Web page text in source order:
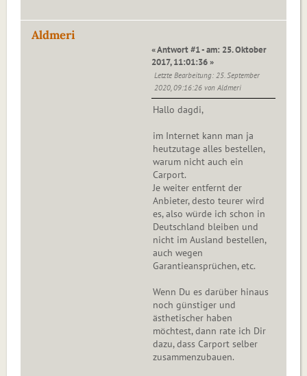
Aldmeri
« Antwort #1 - am: 25. Oktober
2017, 11:01:36 »
Letzte Bearbeitung: 25. September
2020, 09:16:26 von Aldmeri
Hallo dagdi,
im Internet kann man ja
heutzutage alles bestellen,
warum nicht auch ein
Carport.
Je weiter entfernt der
Anbieter, desto teurer wird
es, also würde ich schon in
Deutschland bleiben und
nicht im Ausland bestellen,
auch wegen
Garantieansprüchen, etc.
Wenn Du es darüber hinaus
noch günstiger und
ästhetischer haben
möchtest, dann rate ich Dir
dazu, dass Carport selber
zusammenzubauen.